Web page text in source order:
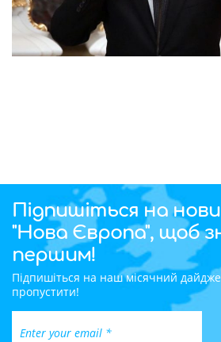
Підпишіться на
"Нова Європа", щоб
першим!
Підпишіться на наш місячний
пропустити!